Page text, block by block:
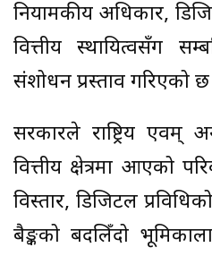
नियामकीय अधिकार,
वित्तीय स्थायित्वसँग
संशोधन प्रस्ताव गरिएको छ
सरकारले राष्ट्रिय एवम्
वित्तीय क्षेत्रमा आएको
विस्तार, डिजिटल
बैङ्कको बदलिँदो